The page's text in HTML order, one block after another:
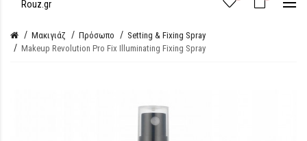
Μακιγιάζ Πρόσωπο
Setting & Fixing Spray
Makeup Revolution Pro Fix Illuminating Fixing Spray